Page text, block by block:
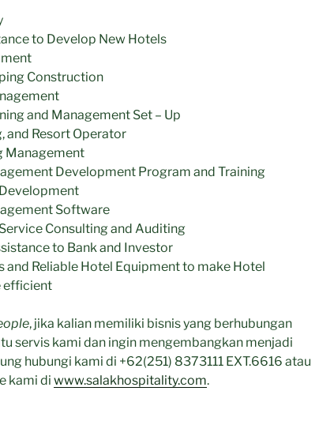
to Develop New Hotels
Construction
and Management Set – Up
and Resort Operator
Management
Development Program and Training
Software
Consulting and Auditing
to Bank and Investor
and Reliable Hotel Equipment to make Hotel
efficient
, jika kalian memiliki bisnis yang berhubungan
servis kami dan ingin mengembangkan menjadi
hubungi kami di +62(251) 8373111 EXT.6616 atau
kami di www.salakhospitality.com.